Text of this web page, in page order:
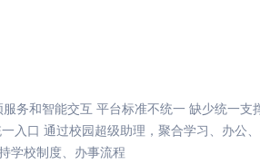
务和智能交互 平台标准不统一 缺少统一支
入口 通过校园超级助理，聚合学习、办公
学校制度、办事流程